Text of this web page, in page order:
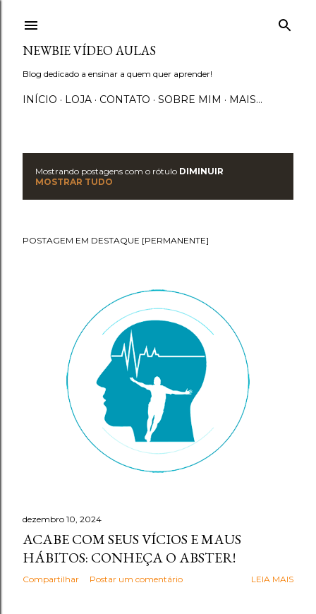
NEWBIE VÍDEO AULAS
Blog dedicado a ensinar a quem quer aprender!
INÍCIO LOJA CONTATO SOBRE MIM MAIS…
s
Mostrando postagens com o rótulo DIMINUIR
MOSTRAR TUDO
POSTAGEM EM DESTAQUE [PERMANENTE]
dezembro 10, 2024
ACABE COM SEUS VÍCIOS E MAUS
HÁBITOS: CONHEÇA O ABSTER!
Compartilhar Postar um comentário LEIA MAIS